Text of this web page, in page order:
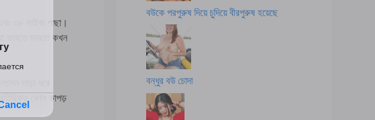
৩৮ সাইজ পাছা।
ভাবতে ভাবতে কখন
সাড়া ঘরে
কোন কাপড়
বউকে পরপুরুষ দিয়ে চুদিয়ে বীরপুরুষ হয়েছে
বন্ধুর বউ চোদা